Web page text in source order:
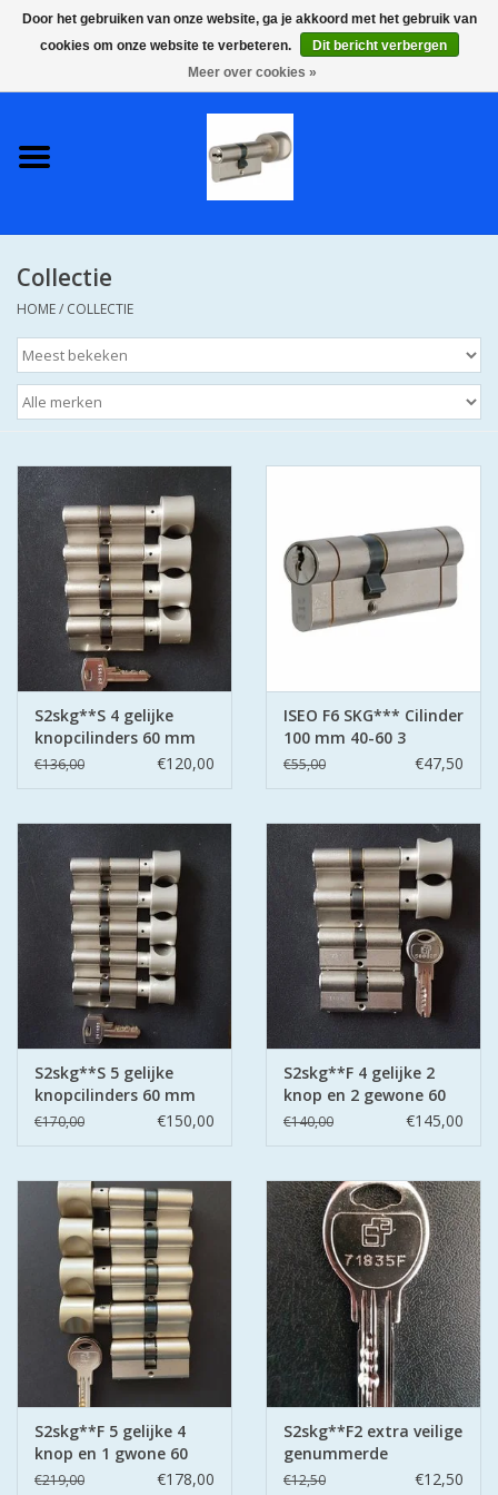
0 Artikelen - €0,00
S2 COMPLETE VEILIGE
SKG**
S2 CILINDER SLOTEN IN
IEDERE GEWENSTE MAAT MET
GEWONE GENUMMERDE
S2 CILINDERSLOTEN IN IEDERE
GEWENSTE MAAT MET
KEERSLEUTEL
(GAATJES)VEILIGE
GENUMMERDE SLEUTELS
ISEO F 6 EXTRA S
ANTIKERNTREK ZWART IN
IEDERE GEWENSTE MAAT MET
GEWONE GENUMMERDE
ISEO F 6 EXTRA S
ANTIKERNTREK IN IEDERE
GEWENSTE MAAT MET
GEWONE SLEUTEL SKG***
ISEO F9 ANTIKERNTREK IN
IEDERE GEWENSTE MAAT MET
GEWONE SLEUTELS MET
CERTIFICAAT SKG***
CILINDERS OPEN JE SLOT MET
TELEFOON OF CLICKER WIFI
AFSTAND.
KIJK EENS ROND LEUKE
AANBIEDINGEN
DEURSCHILDEN VOOR
BUITEN
waakborden
Collectie
HOME/ COLLECTIE
S2skg**S 4 gelijke
knopcilinders 60 mm
30/30 6 sleutels
€136,00 €120,00
ISEO F6 SKG*** Cilinder
100 mm 40-60 3
sleutels
€55,00 €47,50
S2skg**S 5 gelijke
knopcilinders 60 mm
30-30
€170,00 €150,00
S2skg**F 4 gelijke 2
knop en 2 gewone 60
mm
€140,00 €145,00
S2skg**F 5 gelijke 4
knop en 1 gwone 60
mm 30-30
€219,00 €178,00
S2skg**F2 extra veilige
genummerde
keersleutels
€12,50 €12,50
Door het gebruiken van onze website, ga je akkoord met het gebruik van
cookies om onze website te verbeteren.
Dit bericht verbergen
Meer over cookies »